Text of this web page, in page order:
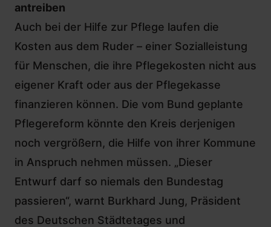
antreiben
Auch bei der Hilfe zur Pflege laufen die
Kosten aus dem Ruder – einer Sozialleistung
für Menschen, die ihre Pflegekosten nicht aus
eigener Kraft oder aus der Pflegekasse
finanzieren können. Die vom Bund geplante
Pflegereform könnte den Kreis derjenigen
noch vergrößern, die Hilfe von ihrer Kommune
in Anspruch nehmen müssen. „Dieser
Entwurf darf so niemals den Bundestag
passieren“, warnt Burkhard Jung, Präsident
des Deutschen Städtetages und